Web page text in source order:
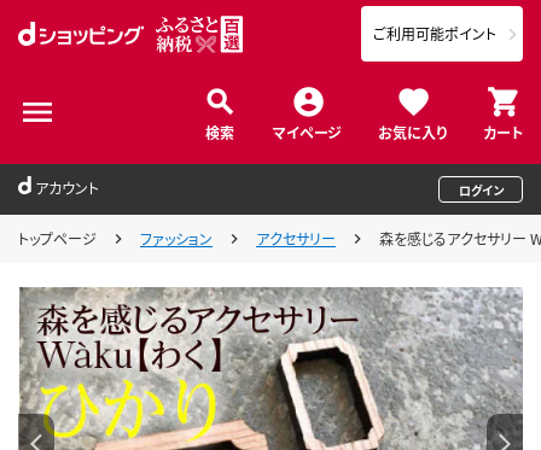
検索 マイページ お気に入り カート
ご利用可能ポイント
アカウント ログイン
トップページ ファッション アクセサリー 森を感じるアクセサリー